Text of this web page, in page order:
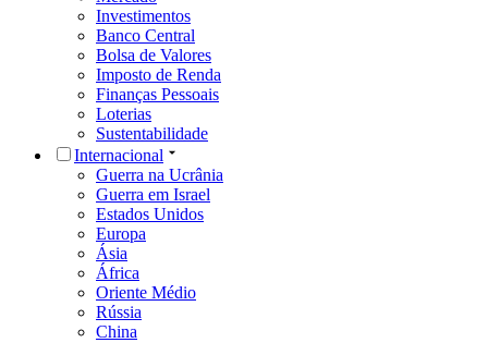
Investimentos
Banco Central
Bolsa de Valores
Imposto de Renda
Finanças Pessoais
Loterias
Sustentabilidade
Internacional
Guerra na Ucrânia
Guerra em Israel
Estados Unidos
Europa
Ásia
África
Oriente Médio
Rússia
China